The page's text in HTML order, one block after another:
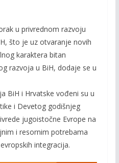
u privrednom razvoju
što je uz otvaranje novih
karaktera bitan
razvoja u BiH, dodaje se u
BiH i Hrvatske vođeni su u
i Devetog godišnjeg
jugoistočne Evrope na
i resornim potrebama
integracija.